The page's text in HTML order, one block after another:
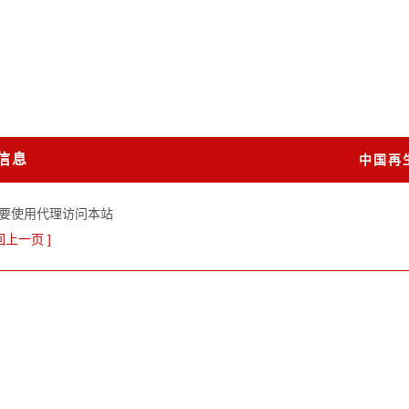
息 中国再
使用代理访问本站
上一页 ]